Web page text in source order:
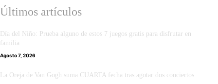
Últimos artículos
Día del Niño: Prueba alguno de estos 7 juegos gratis para disfrutar en
familia
Agosto 7, 2026
La Oreja de Van Gogh suma CUARTA fecha tras agotar dos conciertos